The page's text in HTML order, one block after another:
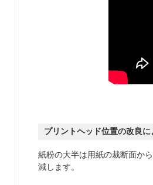
プリントヘッド位置の改良
紙粉の大半は用紙の裁断面か
減します。